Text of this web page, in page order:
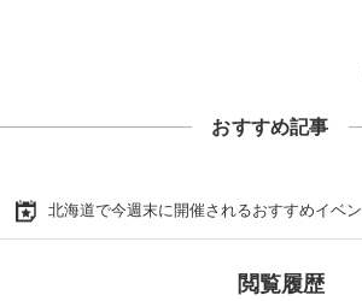
おすすめ記事
北海道で今週末に開催されるおすすめイベ
閲覧履歴